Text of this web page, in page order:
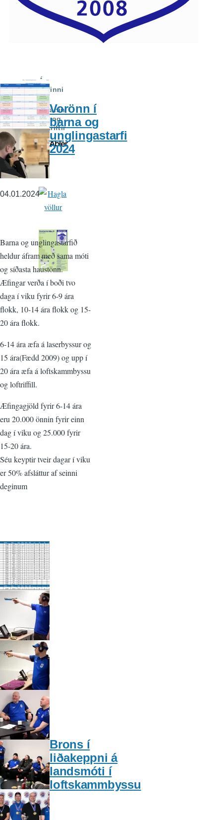
Vorönn í
barna og
unglingastarfi
2024
04.01.2024
Barna og unglingastarfið
heldur áfram með sama móti
og síðasta haustönn.
Æfingar verða í boði tvo
daga í viku fyrir 6-9 ára
flokk, 10-14 ára flokk og 15-
20 ára flokk.
6-14 ára æfa á laserbyssur og
15 ára(Fædd 2009) og upp í
20 ára æfa á loftskammbyssu
og loftriffill.
Æfingagjöld fyrir 6-14 ára
eru 20.000 önnin fyrir einn
dag í viku og 25.000 fyrir
15-20 ára.
Séu keyptir tveir dagar í viku
er 50% afsláttur af seinni
deginum
Brons í
liðakeppni á
landsmóti í
loftskammbyssu
Á
döfinni
Skránin
gar og
áskriftir